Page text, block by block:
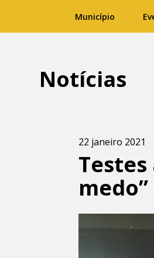
Município
Notícias
22 janeiro 2021